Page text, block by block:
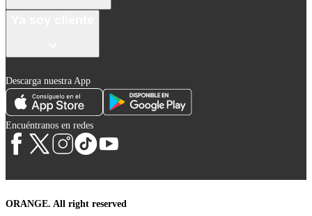
Descarga nuestra App
Encuéntranos en redes
ORANGE. All right reserved